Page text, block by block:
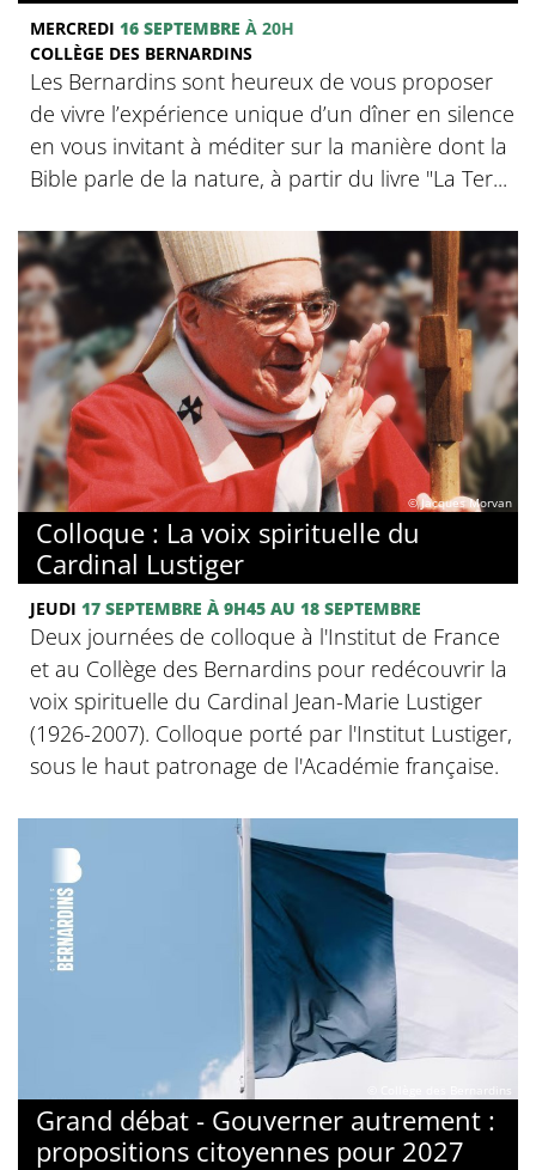
MERCREDI 16 SEPTEMBRE À 20H
COLLÈGE DES BERNARDINS
Les Bernardins sont heureux de vous proposer
de vivre l’expérience unique d’un dîner en silence
en vous invitant à méditer sur la manière dont la
Bible parle de la nature, à partir du livre "La Ter...
© Jacques Morvan
Colloque : La voix spirituelle du
Cardinal Lustiger
JEUDI 17 SEPTEMBRE À 9H45 AU 18 SEPTEMBRE
Deux journées de colloque à l'Institut de France
et au Collège des Bernardins pour redécouvrir la
voix spirituelle du Cardinal Jean-Marie Lustiger
(1926-2007). Colloque porté par l'Institut Lustiger,
sous le haut patronage de l'Académie française.
Grand débat - Gouverner autrement :
propositions citoyennes pour 2027